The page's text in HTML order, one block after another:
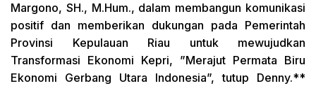
Margono, SH., M.Hum., dalam membangun komunikasi
positif dan memberikan dukungan pada Pemerintah
Provinsi Kepulauan Riau untuk mewujudkan
Transformasi Ekonomi Kepri, ”Merajut Permata Biru
Ekonomi Gerbang Utara Indonesia”, tutup Denny.**